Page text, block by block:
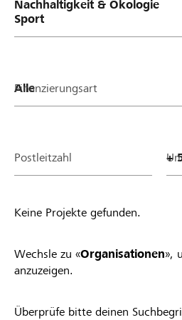
Finanzierungsart
Postleitzahl
Keine Projekte gefunden.
Wechsle zu «Organisationen»,
anzuzeigen.
Überprüfe bitte deinen